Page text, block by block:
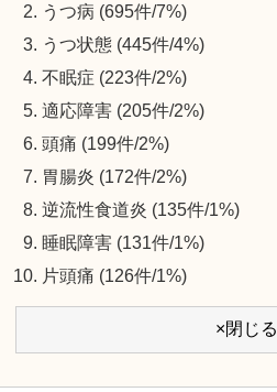
うつ病 (695件/7%)
うつ状態 (445件/4%)
不眠症 (223件/2%)
適応障害 (205件/2%)
頭痛 (199件/2%)
胃腸炎 (172件/2%)
逆流性食道炎 (135件/1%)
睡眠障害 (131件/1%)
片頭痛 (126件/1%)
×閉じる